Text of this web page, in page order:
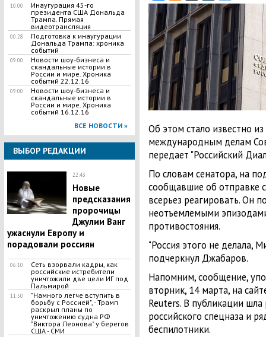
10:00
Инаугурация 45-го
президента США Дональда
Трампа. Прямая
видеотрансляция
00:28
Подготовка к инаугурации
Дональда Трампа: хроника
событий
09:00
Новости шоу-бизнеса и
скандальные истории в
России и мире. Хроника
событий 22.12.16
09:00
Новости шоу-бизнеса и
скандальные истории в
России и мире. Хроника
событий 16.12.16
ВСЕ НОВОСТИ »
ВЫБОР РЕДАКЦИИ
22:43
Новые
предсказания
пророчицы
Джулии Ванг
ужаснули Европу и
порадовали россиян
06:10
Сеть взорвали кадры, как
российские истребители
уничтожили две цели ИГ под
Пальмирой
11:50
"Намного легче вступить в
борьбу с Россией", - Трамп
раскрыл планы по
уничтожению судна РФ
"Виктора Леонова" у берегов
США - СМИ
Об этом стало известно
международным делам
передает "Российский
По словам сенатора, на
сообщавшие об отправке
всерьез реагировать. Он
неотъемлемыми
противостояния.
"Россия этого не делала,
подчеркнул Джабаров.
Напомним, сообщение,
вторник, 14 марта, на
Reuters. В публикации
российского спецназа и
беспилотники.